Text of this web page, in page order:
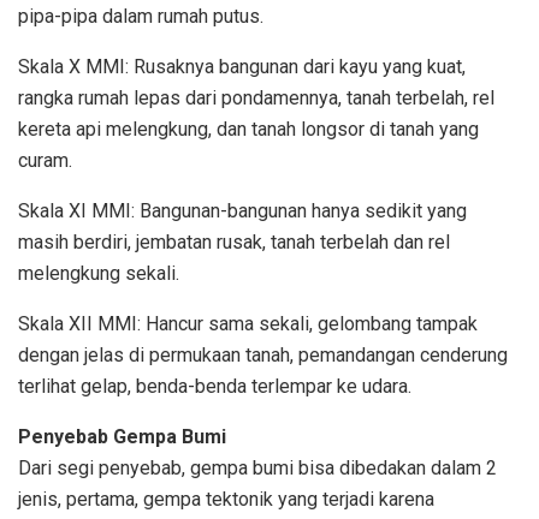
pipa-pipa dalam rumah putus.
Skala X MMI: Rusaknya bangunan dari kayu yang kuat,
rangka rumah lepas dari pondamennya, tanah terbelah, rel
kereta api melengkung, dan tanah longsor di tanah yang
curam.
Skala XI MMI: Bangunan-bangunan hanya sedikit yang
masih berdiri, jembatan rusak, tanah terbelah dan rel
melengkung sekali.
Skala XII MMI: Hancur sama sekali, gelombang tampak
dengan jelas di permukaan tanah, pemandangan cenderung
terlihat gelap, benda-benda terlempar ke udara.
Penyebab Gempa Bumi
Dari segi penyebab, gempa bumi bisa dibedakan dalam 2
jenis, pertama, gempa tektonik yang terjadi karena